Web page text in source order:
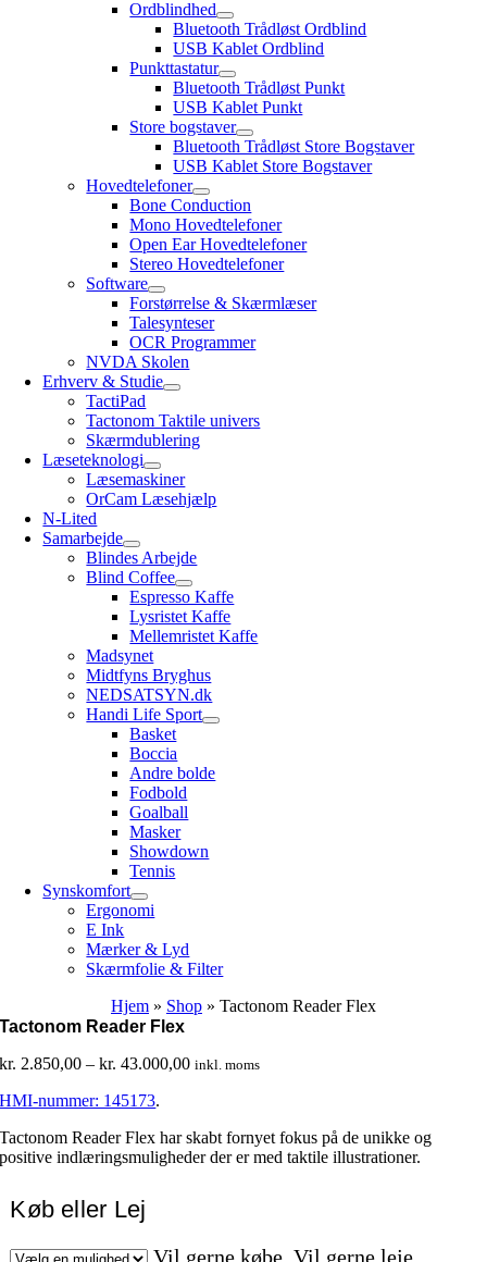
Ordblindhed
Bluetooth Trådløst Ordblind
USB Kablet Ordblind
Punkttastatur
Bluetooth Trådløst Punkt
USB Kablet Punkt
Store bogstaver
Bluetooth Trådløst Store Bogstaver
USB Kablet Store Bogstaver
Hovedtelefoner
Bone Conduction
Mono Hovedtelefoner
Open Ear Hovedtelefoner
Stereo Hovedtelefoner
Software
Forstørrelse & Skærmlæser
Talesynteser
OCR Programmer
NVDA Skolen
Erhverv & Studie
TactiPad
Tactonom Taktile univers
Skærmdublering
Læseteknologi
Læsemaskiner
OrCam Læsehjælp
N-Lited
Samarbejde
Blindes Arbejde
Blind Coffee
Espresso Kaffe
Lysristet Kaffe
Mellemristet Kaffe
Madsynet
Midtfyns Bryghus
NEDSATSYN.dk
Handi Life Sport
Basket
Boccia
Andre bolde
Fodbold
Goalball
Masker
Showdown
Tennis
Synskomfort
Ergonomi
E Ink
Mærker & Lyd
Skærmfolie & Filter
Hjem » Shop » Tactonom Reader Flex
Tactonom Reader Flex
kr. 2.850,00 – kr. 43.000,00Prisinterval:
inkl. moms
HMI-nummer: 145173.
Tactonom Reader Flex har skabt fornyet fokus på de unikke og
positive indlæringsmuligheder der er med taktile illustrationer.
Køb eller Lej
Vil gerne købe Vil gerne leje